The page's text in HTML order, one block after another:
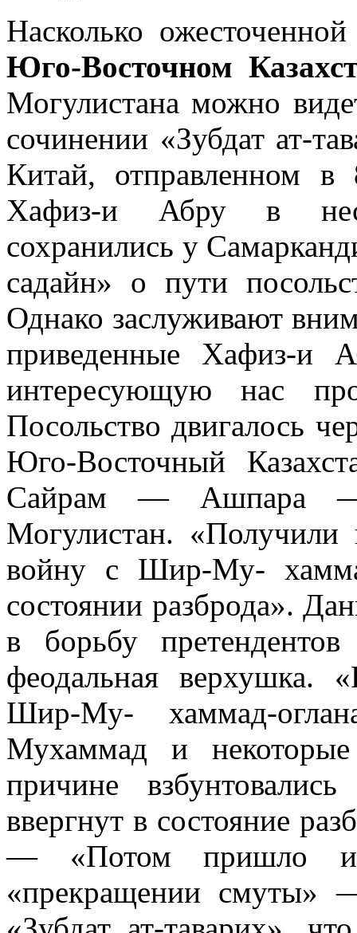
Насколько
Юго-Восточном
Могулистана можно
сочинении «Зубдат ат-
Китай, отправленном
Хафиз-и Абру в
сохранились у
садайн» о пути
Однако заслуживают
приведенные Хафиз-и
интересующую нас
Посольство двигалось
Юго-Восточный
Сайрам — Ашпара —
Могулистан. «Получили
войну с Шир-Му-
состоянии разброда».
в борьбу
феодальная верхушка.
Шир-Му- хаммад-
Мухаммад и
причине
ввергнут в состояние
— «Потом пришло
«прекращении смуты»